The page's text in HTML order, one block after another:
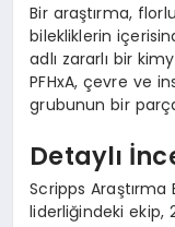
Bir araştırma,
bilekliklerin
adlı zararlı bir
PFHxA, çevre ve
grubunun bir
Detaylı
Scripps Araştırma
liderliğindeki ekip,